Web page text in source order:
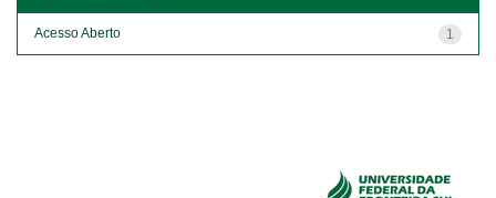
1
Acesso Aberto